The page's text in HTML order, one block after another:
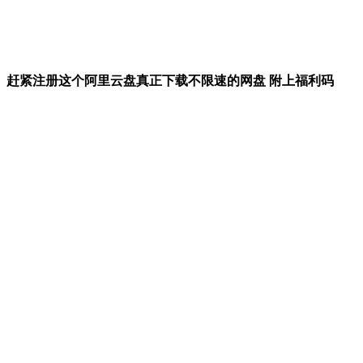
赶紧注册这个阿里云盘真正下载不限速的网盘 附上福利码